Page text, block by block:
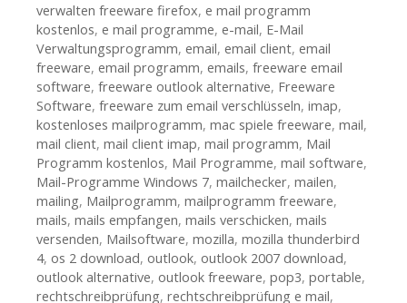
verwalten freeware firefox, e mail programm
kostenlos, e mail programme, e-mail, E-Mail
Verwaltungsprogramm, email, email client, email
freeware, email programm, emails, freeware email
software, freeware outlook alternative, Freeware
Software, freeware zum email verschlüsseln, imap,
kostenloses mailprogramm, mac spiele freeware, mail,
mail client, mail client imap, mail programm, Mail
Programm kostenlos, Mail Programme, mail software,
Mail-Programme Windows 7, mailchecker, mailen,
mailing, Mailprogramm, mailprogramm freeware,
mails, mails empfangen, mails verschicken, mails
versenden, Mailsoftware, mozilla, mozilla thunderbird
4, os 2 download, outlook, outlook 2007 download,
outlook alternative, outlook freeware, pop3, portable,
rechtschreibprüfung, rechtschreibprüfung e mail,